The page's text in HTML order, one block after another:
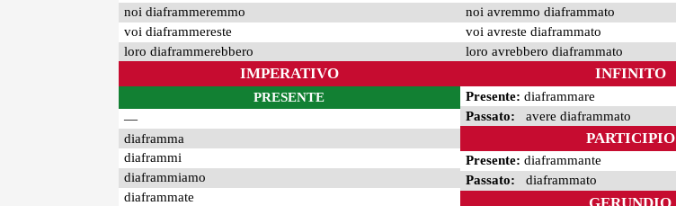
noi diaframmeremmo
voi diaframmereste
loro diaframmerebbero
noi avremmo diaframmato
voi avreste diaframmato
loro avrebbero diaframmato
IMPERATIVO
PRESENTE
—
diaframma
diaframmi
diaframmiamo
diaframmate
INFINITO
Presente: diaframmare
Passato: avere diaframmato
PARTICIPIO
Presente: diaframmante
Passato: diaframmato
GERUNDIO